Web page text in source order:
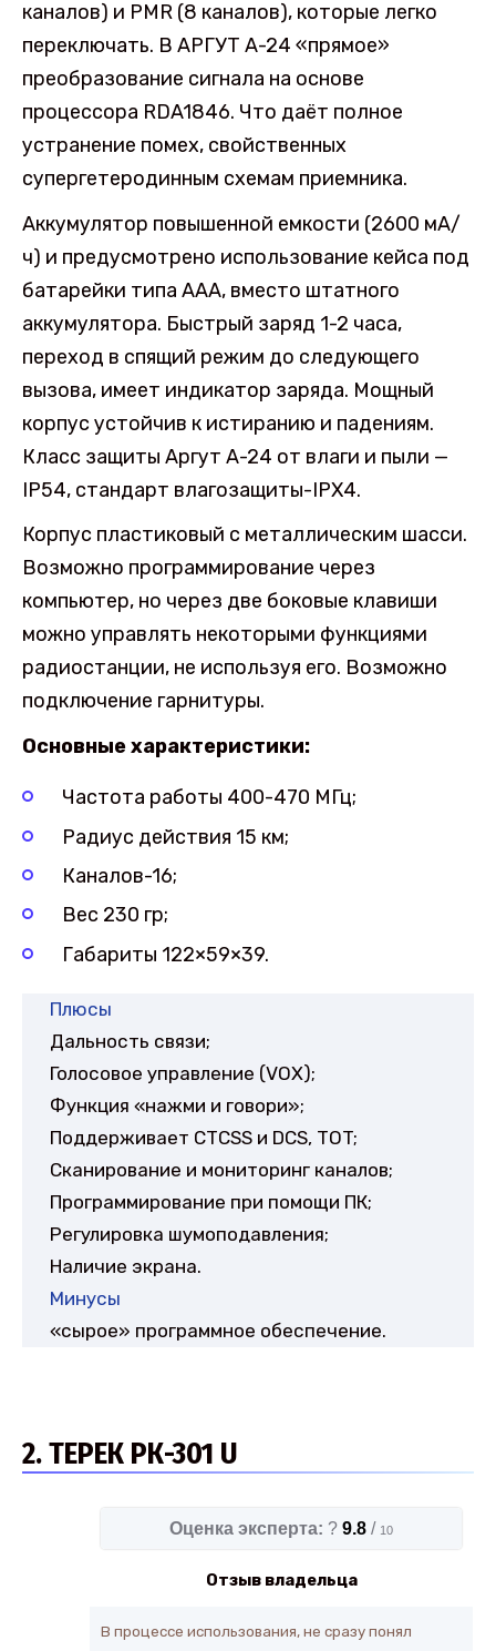
каналов) и PMR (8 каналов), которые легко
переключать. В АРГУТ А-24 «прямое»
преобразование сигнала на основе
процессора RDA1846. Что даёт полное
устранение помех, свойственных
супергетеродинным схемам приемника.
Аккумулятор повышенной емкости (2600 мА/
ч) и предусмотрено использование кейса под
батарейки типа ААА, вместо штатного
аккумулятора. Быстрый заряд 1-2 часа,
переход в спящий режим до следующего
вызова, имеет индикатор заряда. Мощный
корпус устойчив к истиранию и падениям.
Класс защиты Аргут А-24 от влаги и пыли —
IP54, стандарт влагозащиты-IPX4.
Корпус пластиковый с металлическим шасси.
Возможно программирование через
компьютер, но через две боковые клавиши
можно управлять некоторыми функциями
радиостанции, не используя его. Возможно
подключение гарнитуры.
Основные характеристики:
Частота работы 400-470 МГц;
Радиус действия 15 км;
Каналов-16;
Вес 230 гр;
Габариты 122×59×39.
Плюсы
Дальность связи;
Голосовое управление (VOX);
Функция «нажми и говори»;
Поддерживает СТСSS и DCS, TOT;
Сканирование и мониторинг каналов;
Программирование при помощи ПК;
Регулировка шумоподавления;
Наличие экрана.
Минусы
«сырое» программное обеспечение.
2. ТЕРЕК РК-301 U
Оценка эксперта: ? 9.8 / 10
Отзыв владельца
В процессе использования, не сразу понял